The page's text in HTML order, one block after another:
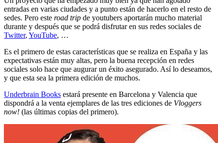
entradas en varias ciudades y a punto están de hacerlo en el resto de
sedes. Pero este road trip de youtubers aportarán mucho material
durante y después que se podrá disfrutar en sus redes sociales de
Twitter, YouTube, …
Es el primero de estas características que se realiza en España y las
expectativas están muy altas, pero la buena recepción en redes
sociales solo hace que augurar un éxito asegurado. Así lo deseamos,
y que esta sea la primera edición de muchos.
Underbrain Books estará presente en Barcelona y Valencia que
dispondrá a la venta ejemplares de las tres ediciones de Vloggers
now! (las últimas copias del primero).